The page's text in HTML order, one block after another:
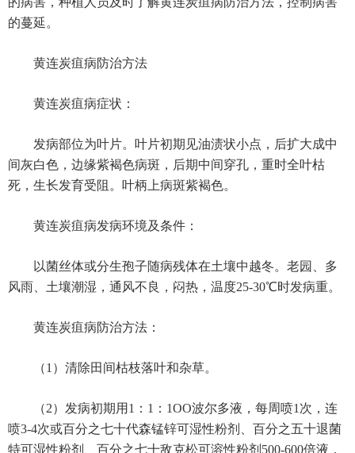
的蔓延。
黄连炭疽病防治方法
黄连炭疽病症状：
发病部位为叶片。叶片初期见油渍状小点，后扩大成中
间灰白色，边缘紫褐色病斑，后期中间穿孔，重时全叶枯
死，生长发育受阻。叶柄上病斑紫褐色。
黄连炭疽病发病环境及条件：
以菌丝体或分生孢子随病残体在土壤中越冬。老园、多
风雨、土壤潮湿，通风不良，闷热，温度25-30℃时发病重。
黄连炭疽病防治方法：
（1）清除田间枯枝落叶和杂草。
（2）发病初期用1：1：1OO波尔多液，每周喷1次，连
喷3-4次或百分之七十代森锰锌可湿性粉剂、百分之五十退菌
特可湿性粉剂、百分之七十敌克松可溶性粉剂500-600倍液，